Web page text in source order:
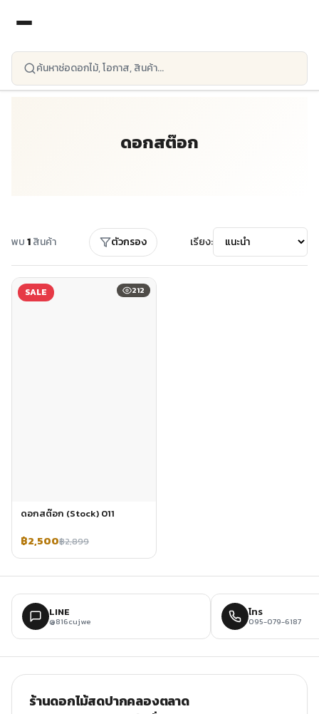
ดอกสต๊อก
พบ1สินค้า ตัวกรอง เรียง:
SALE 212
ดอกสต๊อก (Stock) 011
฿2,500฿2,899
LINE
@816cujwe
โทร
095-079-6187
ร้านดอกไม้สดปากคลองตลาด